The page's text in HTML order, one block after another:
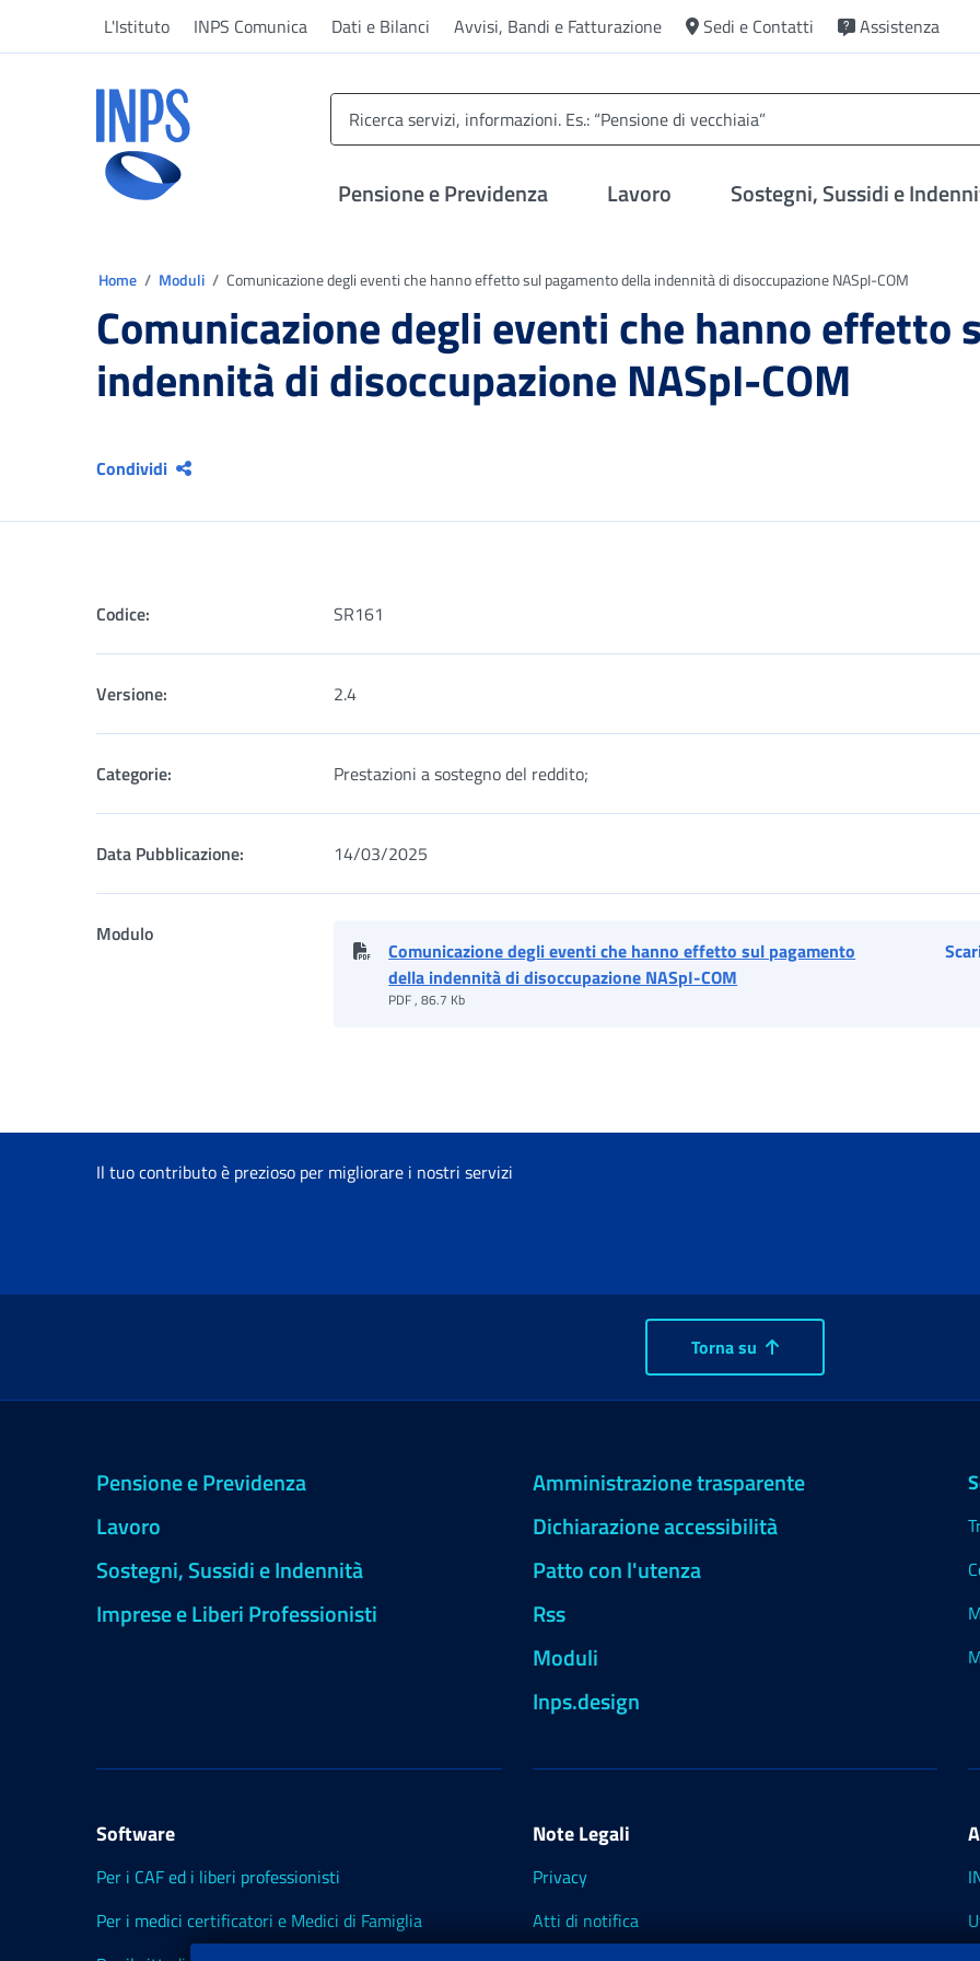
L'Istituto INPS Comunica Dati e Bilanci Avvisi, Bandi e Fatturazione Sedi e Contatti
Assistenza
Pensione e Previdenza Lavoro Sostegni, Sussidi e
Home Moduli Comunicazione degli eventi che hanno effetto sul pagamento della indennità di disoccupazione NASpI-COM
Comunicazione degli eventi che hanno effetto
indennità di disoccupazione NASpI-COM
Condividi
Codice: SR161
Versione: 2.4
Categorie: Prestazioni a sostegno del reddito;
Data Pubblicazione: 14/03/2025
Modulo
Comunicazione degli eventi che hanno effetto sul pagamento
della indennità di disoccupazione NASpI-COM
PDF , 86.7 Kb
Il tuo contributo è prezioso per migliorare i nostri servizi
Torna su
Pensione e Previdenza
Lavoro
Sostegni, Sussidi e Indennità
Imprese e Liberi Professionisti
Amministrazione trasparente
Dichiarazione accessibilità
Patto con l'utenza
Rss
Moduli
Inps.design
Software
Per i CAF ed i liberi professionisti
Per i medici certificatori e Medici di Famiglia
Note Legali
Privacy
Atti di notifica